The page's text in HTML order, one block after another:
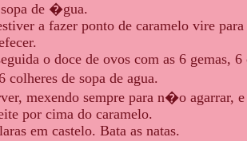
de �gua.
a fazer ponto de caramelo vire
o doce de ovos com as 6 gemas, 6
de sopa de agua.
mexendo sempre para n�o agarrar,
por cima do caramelo.
em castelo. Bata as natas.